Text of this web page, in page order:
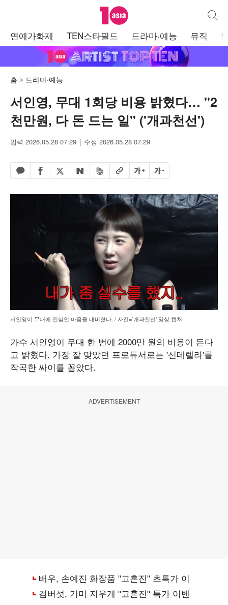
텐아시아 통합
연예가화제 TEN스타필드 드라마·예능 뮤직
홈 드라마·예능
서인영, 무대 1회당 비용 밝혔다… "2
천만원, 다 돈 드는 일" ('개과천선')
입력 2026.05.28 07:29 수정 2026.05.28 07:29
카카오톡 공유하기
페이스북 공유하기
엑스 공유하기
네이버 공유하기
밴드 공유하기
URL복사글자 크게글자 작게
서인영이 무대에 진심인 마음을 내비쳤다. / 사진='개과천선' 영상 캡처
가수 서인영이 무대 한 번에 2000만 원의 비용이 든다
고 밝혔다. 가장 잘 맞았던 프로듀서로는 '신데렐라'를
작곡한 싸이를 꼽았다.
ADVERTISEMENT